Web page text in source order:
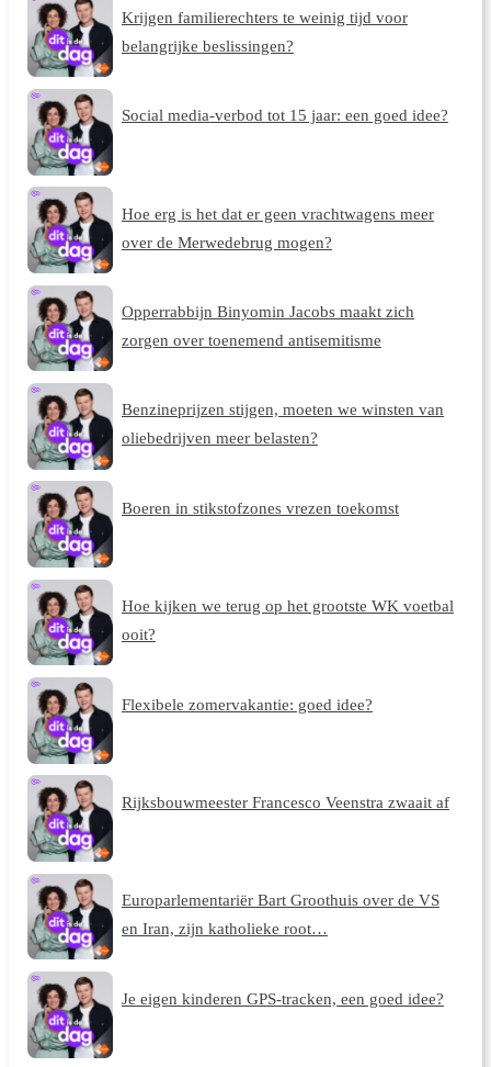
Krijgen familierechters te weinig tijd voor
belangrijke beslissingen?
Social media-verbod tot 15 jaar: een goed idee?
Hoe erg is het dat er geen vrachtwagens meer
over de Merwedebrug mogen?
Opperrabbijn Binyomin Jacobs maakt zich
zorgen over toenemend antisemitisme
Benzineprijzen stijgen, moeten we winsten van
oliebedrijven meer belasten?
Boeren in stikstofzones vrezen toekomst
Hoe kijken we terug op het grootste WK voetbal
ooit?
Flexibele zomervakantie: goed idee?
Rijksbouwmeester Francesco Veenstra zwaait af
Europarlementariër Bart Groothuis over de VS
en Iran, zijn katholieke root…
Je eigen kinderen GPS-tracken, een goed idee?